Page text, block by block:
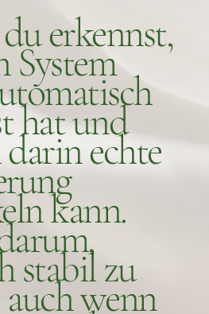
du erkennst,
System
hat und
echte
kann.
stabil zu
wenn